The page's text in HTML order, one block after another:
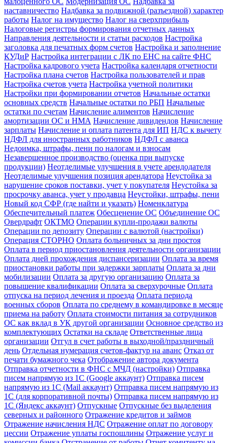
наставничество Надбавка за подвижной (разъездной) характер
работы Налог на имущество Налог на сверхприбыль
Налоговые регистры формирования отчетных данных
Направления деятельности и статьи расходов Настройка
заголовка для печатных форм счетов Настройка и заполнение
КУДиР Настройка интеграции с ЛК по ЕНС на сайте ФНС
Настройка кадрового учета Настройка календаря отчетности
Настройка плана счетов Настройка пользователей и прав
Настройка счетов учета Настройка учетной политики
Настройки при формировании отчетов Начальные остатки
основных средств Начальные остатки по РБП Начальные
остатки по счетам Начисление алиментов Начисление
амортизации ОС и НМА Начисление дивидендов Начисление
зарплаты Начисление и оплата патента для ИП НДС к вычету
НДФЛ для иностранных работников НДФЛ с аванса
Недоимка, штрафы, пени по налогам и взносам
Незавершенное производство (оценка при выпуске
продукции) Неотделимые улучшения в учете арендодателя
Неотделимые улучшения позиция арендатора Неустойка за
нарушение сроков поставки, учет у покупателя Неустойка за
просрочку аванса, учет у продавца Неустойки, штрафы, пени
Новый код СФР (где найти и указать) Номенклатура
Обеспечительный платеж Обесценение ОС Объединение ОС
Овердрафт ОКТМО Операции купли-продажи валюты
Операции по депозиту Операции с валютой (настройки)
Операция СТОРНО Оплата больничных за дни простоя
Оплата в период приостановления деятельности организации
Оплата дней прохождения диспансеризации Оплата за время
приостановки работы при задержки зарплаты Оплата за дни
мобилизации Оплата за другую организацию Оплата за
повышение квалификации Оплата за сверхурочные Оплата
отпуска на период лечения и проезда Оплата периода
военных сборов Оплата по среднему в командировке в месяце
приема на работу Оплата стоимости питания за сотрудников
ОС как вклад в УК другой организации Основное средство из
комплектующих Остатки на складе Ответственные лица
организации Отгул в счет работы в выходной/праздничный
день Отдельная нумерация счетов-фактур на аванс Отказ от
печати бумажного чека Отображение автора документа
Отправка отчетности в ФНС с МЧД (настройки) Отправка
писем напрямую из 1С (Google аккаунт) Отправка писем
напрямую из 1С (Mail аккаунт) Отправка писем напрямую из
1С (для корпоративной почты) Отправка писем напрямую из
1С (Яндекс аккаунт) Отпускные Отпускные без выделения
северных и районного Отражение кредитов и займов
Отражение начисления НДС Отражение оплат по договору
цессии Отражение уплаты госпошлины Отражение услуг и